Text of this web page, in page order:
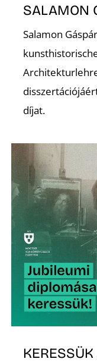
SALAMON
Salamon
díjat.